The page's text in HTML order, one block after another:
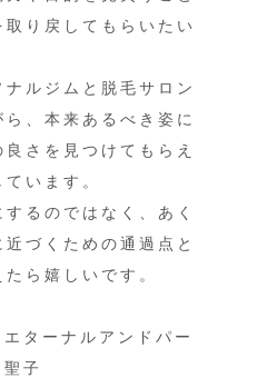
り戻してもらいたい
ルジムと脱毛サロン
、本来あるべき姿に
さを見つけてもらえ
います。
るのではなく、あく
づくための通過点と
ら嬉しいです。
ターナルアンドパー
子